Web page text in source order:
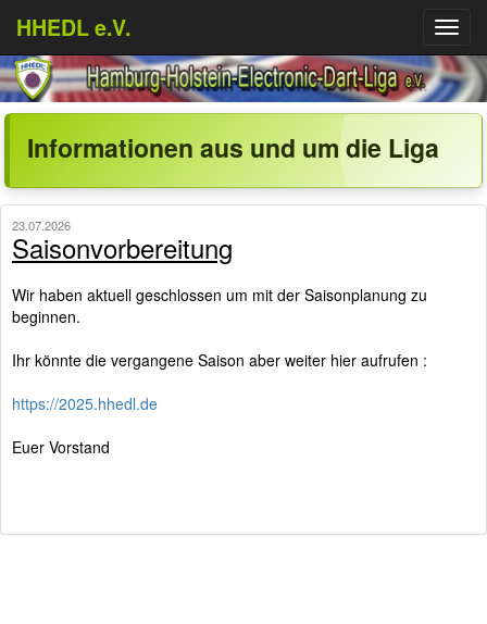
HHEDL e.V.
Menü
Informationen aus und um die Liga
23.07.2026
Saisonvorbereitung
Wir haben aktuell geschlossen um mit der Saisonplanung zu
beginnen.
Ihr könnte die vergangene Saison aber weiter hier aufrufen :
https://2025.hhedl.de
Euer Vorstand